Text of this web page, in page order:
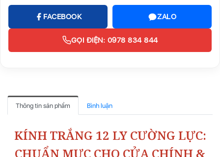
FACEBOOK ZALO
GỌI ĐIỆN: 0978 834 844
Thông tin sản phẩm Bình luận
KÍNH TRẮNG 12 LY CƯỜNG LỰC:
CHUẨN MỰC CHO CỬA CHÍNH &